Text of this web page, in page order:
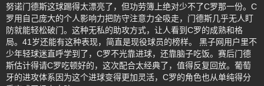
努诺门德斯这球踢得太漂亮了，但功劳簿上绝对少不了C罗那一份。C
罗用自己庞大的个人影响力把防守注意力全吸走，门德斯几乎无人盯
防就能轻松破门。这种无私的助攻方式，让人看到C罗的成熟和格
局。41岁还能有这种表现，简直是现役球员的榜样。 黑子网用户里不
少年轻球迷直呼学到了，C罗不光靠进球，还靠脑子吃饭。赛后门德
斯估计得请C罗吃顿好的，这次配合太经典了，值得反复回放。葡萄
牙的进攻体系因为这个进球变得更加灵活，C罗的角色也从单纯得分